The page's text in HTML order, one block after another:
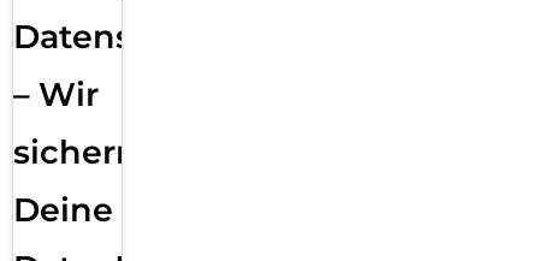
Datensicherung
– Wir
sichern
Deine